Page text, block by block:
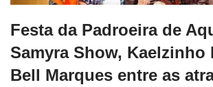
Festa da Padroeira de
Samyra Show, Kaelzinho
Bell Marques entre as